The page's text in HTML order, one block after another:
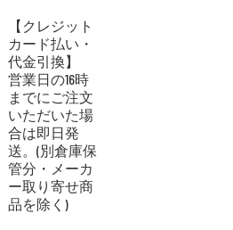
【クレジット
カード払い・
代金引換】
営業日の16時
までにご注文
いただいた場
合は即日発
送。(別倉庫保
管分・メーカ
ー取り寄せ商
品を除く)